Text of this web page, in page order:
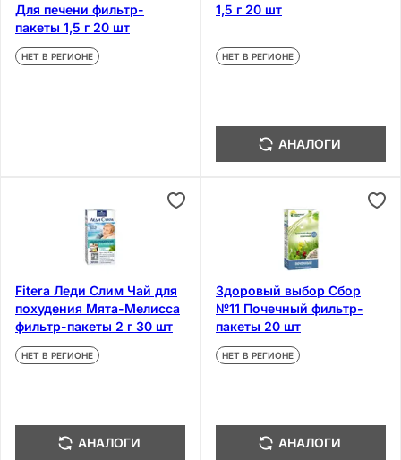
Для печени фильтр-
пакеты 1,5 г 20 шт
НЕТ В РЕГИОНЕ
1,5 г 20 шт
НЕТ В РЕГИОНЕ
АНАЛОГИ
Fitera Леди Слим Чай для
похудения Мята-Мелисса
фильтр-пакеты 2 г 30 шт
НЕТ В РЕГИОНЕ
АНАЛОГИ
Здоровый выбор Сбор
№11 Почечный фильтр-
пакеты 20 шт
НЕТ В РЕГИОНЕ
АНАЛОГИ